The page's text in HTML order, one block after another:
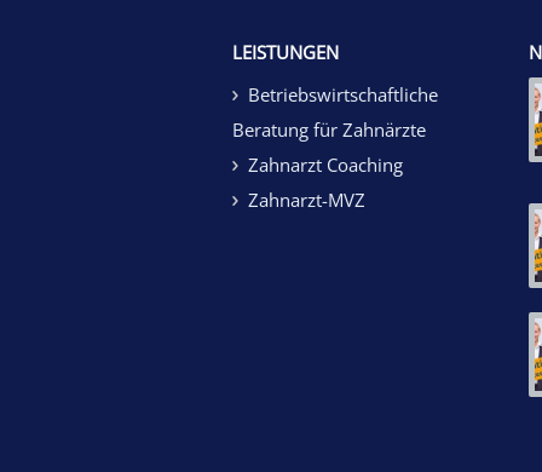
LEISTUNGEN
Betriebswirtschaftliche
Beratung für Zahnärzte
Zahnarzt Coaching
Zahnarzt-MVZ